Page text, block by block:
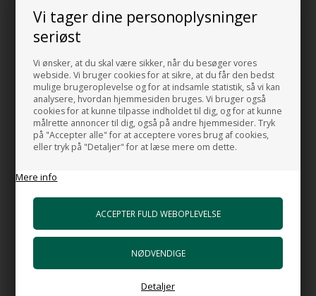
Vi tager dine personoplysninger
seriøst
Vi ønsker, at du skal være sikker, når du besøger vores
webside. Vi bruger cookies for at sikre, at du får den bedst
mulige brugeroplevelse og for at indsamle statistik, så vi kan
analysere, hvordan hjemmesiden bruges. Vi bruger også
cookies for at kunne tilpasse indholdet til dig, og for at kunne
målrette annoncer til dig, også på andre hjemmesider. Tryk
på "Accepter alle" for at acceptere vores brug af cookies,
eller tryk på "Detaljer" for at læse mere om dette.
Mere info
Detaljer
Bahia 50 - Mat hvid
håndvask 50x46 cm. i porcelæn
5.360,00
DKK
Bahia 50MH - Håndvask
5.209,00
NYHED
Bahia 60H - Håndvask 60x46
NYHED
Bahia 60H - Smal håndvask